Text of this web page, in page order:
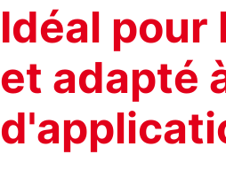
Idéal
et adapté